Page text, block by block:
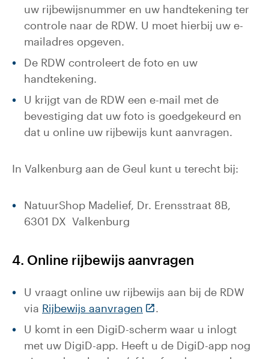
uw rijbewijsnummer en uw handtekening ter
controle naar de RDW. U moet hierbij uw e-
mailadres opgeven.
De RDW controleert de foto en uw
handtekening.
U krijgt van de RDW een e-mail met de
bevestiging dat uw foto is goedgekeurd en
dat u online uw rijbewijs kunt aanvragen.
In Valkenburg aan de Geul kunt u terecht bij:
NatuurShop Madelief, Dr. Erensstraat 8B,
6301 DX Valkenburg
4. Online rijbewijs aanvragen
U vraagt online uw rijbewijs aan bij de RDW
via Rijbewijs aanvragen (Deze link gaat naar
.
U komt in een DigiD-scherm waar u inlogt
met uw DigiD-app. Heeft u de DigiD-app nog